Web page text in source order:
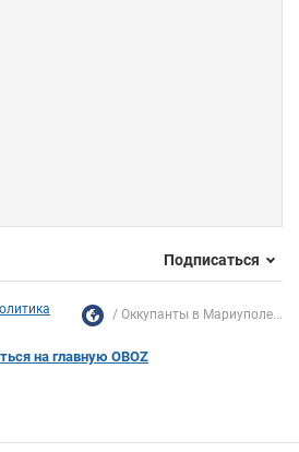
Подписаться
Оккупанты в Мариуполе...
на главную OBOZ